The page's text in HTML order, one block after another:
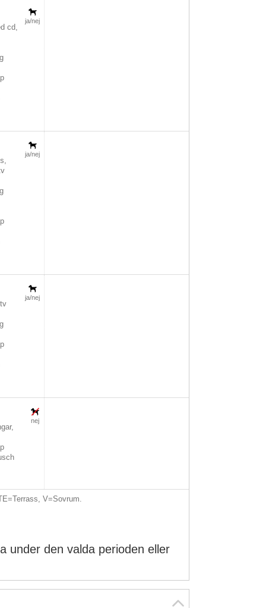
ja/nej
cd,
ja/nej
ja/nej
nej
V=Sovrum.
under den valda perioden eller